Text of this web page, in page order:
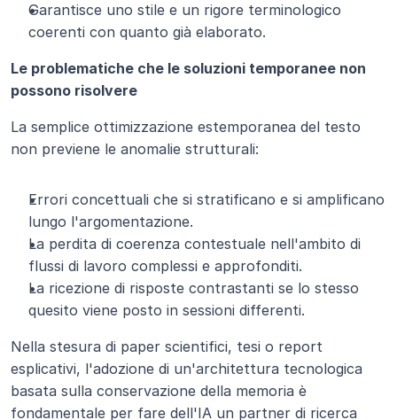
Garantisce uno stile e un rigore terminologico
coerenti con quanto già elaborato.
Le problematiche che le soluzioni temporanee non
possono risolvere
La semplice ottimizzazione estemporanea del testo
non previene le anomalie strutturali:
Errori concettuali che si stratificano e si amplificano
lungo l'argomentazione.
La perdita di coerenza contestuale nell'ambito di
flussi di lavoro complessi e approfonditi.
La ricezione di risposte contrastanti se lo stesso
quesito viene posto in sessioni differenti.
Nella stesura di paper scientifici, tesi o report
esplicativi, l'adozione di un'architettura tecnologica
basata sulla conservazione della memoria è
fondamentale per fare dell'IA un partner di ricerca